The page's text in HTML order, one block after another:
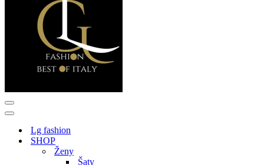
Menu
navigácie
Menu
navigácieLg fashion
SHOP
Ženy
Šaty